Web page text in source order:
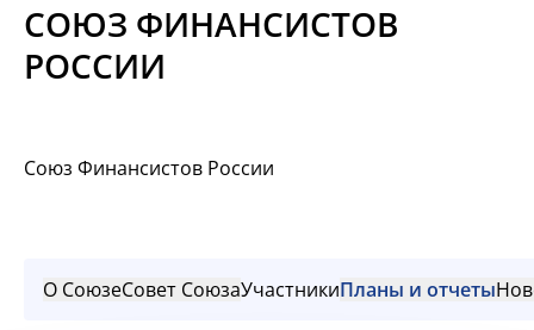
Материалы
СОЮЗ ФИНАНСИСТОВ
РОССИИ
Союз Финансистов России
О СоюзеСовет СоюзаУчастникиПланы и отчеты